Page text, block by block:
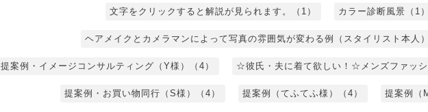
文字をクリックすると解説が見られます。（1） カラー診断風景（1
ヘアメイクとカメラマンによって写真の雰囲気が変わる例（スタイリスト本人
提案例・イメージコンサルティング（Y様）（4） ☆彼氏・夫に着て欲しい！☆メンズファッ
提案例・お買い物同行（S様）（4） 提案例（てふてふ様）（4） 提案例（